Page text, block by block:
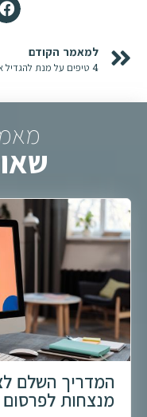
למאמר הקודם
המדריך השלם
מנצחות